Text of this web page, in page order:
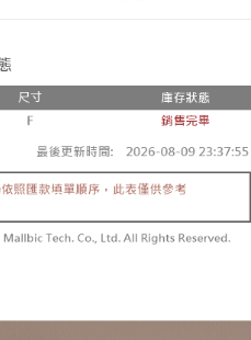
mengesahkan nombor telefon
dan menetapkan tarikh
selesai setelah pembayaran
yang tersedia, dan yuran
maklumat yang dinyatakan
30 minit selepas pesanan
pembayaran, mesej
selepas pengesahan SMS.
menerima SMS pembayaran
utama, ATM atau perbankan
atau pemberitahuan tolak aplikasi
menikmati tempoh pembayaran
untuk pesanan